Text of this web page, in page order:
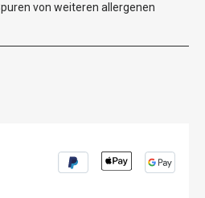
von weiteren allergenen